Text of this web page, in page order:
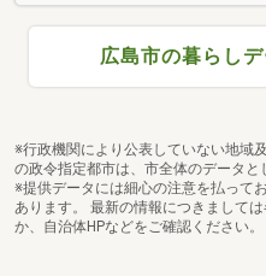
広島市の暮らし
※行政機関により公表していない地域
の政令指定都市は、市全体のデータと
※提供データには細心の注意を払って
あります。 最新の情報につきまして
か、自治体HPなどをご確認ください。